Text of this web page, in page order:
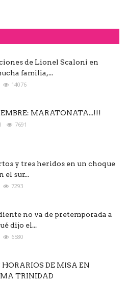
de Lionel Scaloni en
familia,...
14076
MARATONATA...!!!
7691
y tres heridos en un choque
el sur...
7293
no va de pretemporada a
dijo el...
6580
HORARIOS DE MISA EN
TRINIDAD